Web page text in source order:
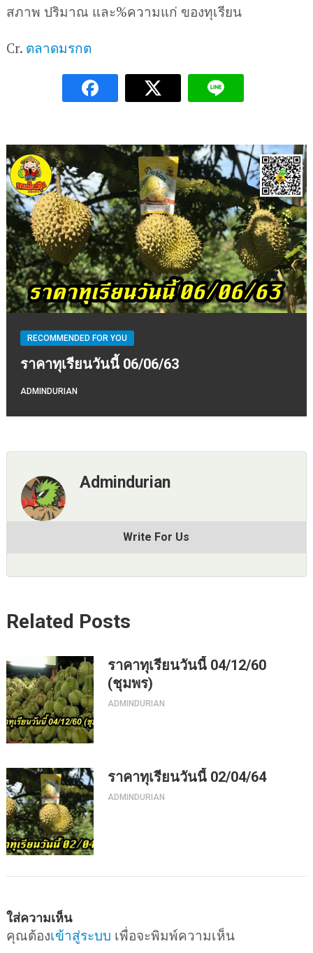
สภาพ ปริมาณ และ%ความแก่ ของทุเรียน
Cr. ตลาดมรกต
RECOMMENDED FOR YOU
ราคาทุเรียนวันนี้ 06/06/63
ADMINDURIAN
Admindurian
Write For Us
Related Posts
ราคาทุเรียนวันนี้ 04/12/60
(ชุมพร)
ADMINDURIAN
ราคาทุเรียนวันนี้ 02/04/64
ADMINDURIAN
ใส่ความเห็น
คุณต้องเข้าสู่ระบบ เพื่อจะพิมพ์ความเห็น